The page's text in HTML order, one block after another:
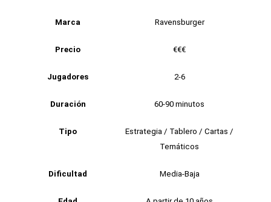
Marca Ravensburger
Precio €€€
Jugadores 2-6
Duración 60-90 minutos
Tipo
Estrategia / Tablero / Cartas /
Temáticos
Dificultad Media-Baja